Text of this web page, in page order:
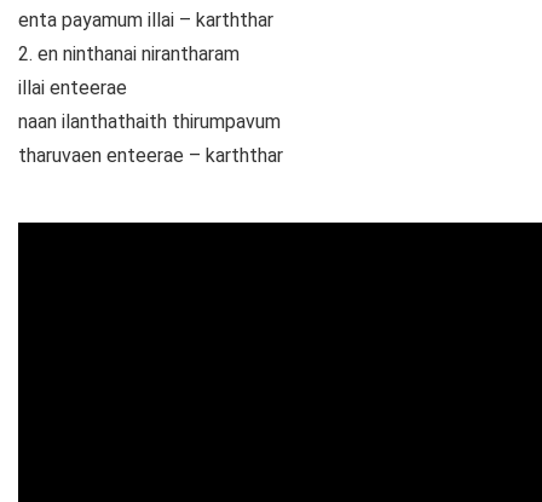
enta payamum illai – karththar
2. en ninthanai nirantharam
illai enteerae
naan ilanthathaith thirumpavum
tharuvaen enteerae – karththar